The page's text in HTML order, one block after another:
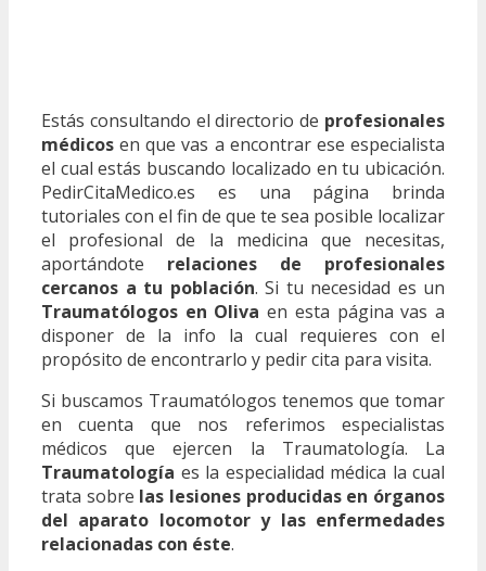
Estás consultando el directorio de profesionales
médicos en que vas a encontrar ese especialista
el cual estás buscando localizado en tu ubicación.
PedirCitaMedico.es es una página brinda
tutoriales con el fin de que te sea posible localizar
el profesional de la medicina que necesitas,
aportándote relaciones de profesionales
cercanos a tu población. Si tu necesidad es un
Traumatólogos en Oliva en esta página vas a
disponer de la info la cual requieres con el
propósito de encontrarlo y pedir cita para visita.
Si buscamos Traumatólogos tenemos que tomar
en cuenta que nos referimos especialistas
médicos que ejercen la Traumatología. La
Traumatología es la especialidad médica la cual
trata sobre las lesiones producidas en órganos
del aparato locomotor y las enfermedades
relacionadas con éste.